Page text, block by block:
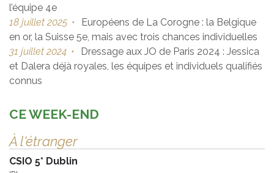
l’équipe 4e
18 juillet 2025 •
Européens de La Corogne : la Belgique
en or, la Suisse 5e, mais avec trois chances individuelles
31 juillet 2024 •
Dressage aux JO de Paris 2024 : Jessica
et Dalera déjà royales, les équipes et individuels qualifiés
connus
CE WEEK-END
À l'étranger
CSIO 5* Dublin